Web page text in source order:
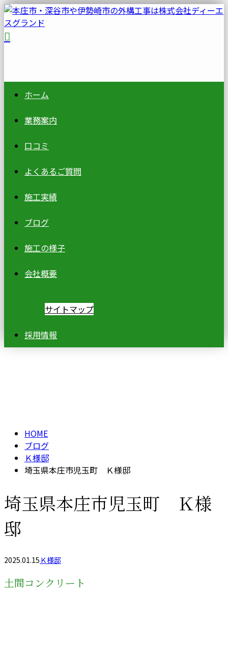
ホーム
業務案内
口コミ
よくあるご質問
施工実績
ブログ
施工の様子
会社概要
サイトマップ
採用情報
HOME
ブログ
Ｋ様邸
埼玉県本庄市児玉町 Ｋ様邸
埼玉県本庄市児玉町 Ｋ様
邸
2025.01.15 Ｋ様邸
土間コンクリート